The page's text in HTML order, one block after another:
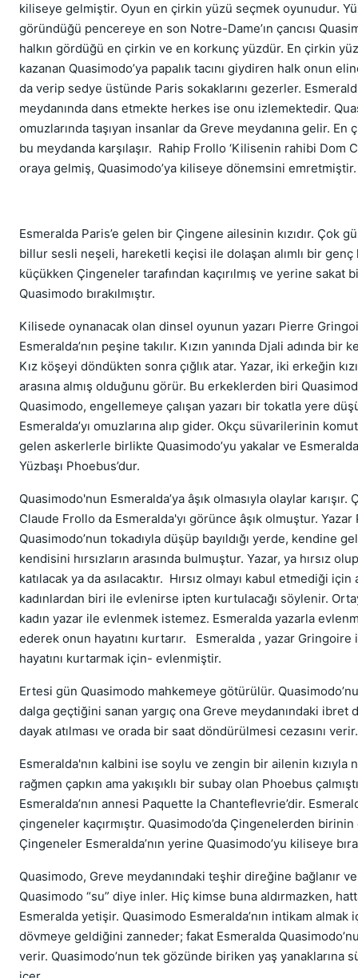
kiliseye gelmiştir. Oyun en çirkin yüzü seçmek oyunudur.
göründüğü pencereye en son Notre-Dame’ın çancısı
halkın gördüğü en çirkin ve en korkunç yüzdür. En çirkin yüz
kazanan Quasimodo’ya papalık tacını giydiren halk onun
da verip sedye üstünde Paris sokaklarını gezerler.
meydanında dans etmekte herkes ise onu izlemektedir.
omuzlarında taşıyan insanlar da Greve meydanına gelir. En
bu meydanda karşılaşır. Rahip Frollo ‘Kilisenin rahibi Dom
oraya gelmiş, Quasimodo’ya kiliseye dönemsini
Esmeralda Paris’e gelen bir Çingene ailesinin kızıdır. Çok
billur sesli neşeli, hareketli keçisi ile dolaşan alımlı bir genç
küçükken Çingeneler tarafından kaçırılmış ve yerine sakat
Quasimodo bırakılmıştır.
Kilisede oynanacak olan dinsel oyunun yazarı Pierre
Esmeralda’nın peşine takılır. Kızın yanında Djali adında bir
Kız köşeyi döndükten sonra çığlık atar. Yazar, iki erkeğin
arasına almış olduğunu görür. Bu erkeklerden biri
Quasimodo, engellemeye çalışan yazarı bir tokatla yere
Esmeralda’yı omuzlarına alıp gider. Okçu süvarilerinin
gelen askerlerle birlikte Quasimodo’yu yakalar ve
Yüzbaşı Phoebus’dur.
Quasimodo'nun Esmeralda’ya âşık olmasıyla olaylar karışır.
Claude Frollo da Esmeralda'yı görünce âşık olmuştur.
Quasimodo’nun tokadıyla düşüp bayıldığı yerde, kendine
kendisini hırsızların arasında bulmuştur. Yazar, ya hırsız
katılacak ya da asılacaktır. Hırsız olmayı kabul etmediği için
kadınlardan biri ile evlenirse ipten kurtulacağı söylenir.
kadın yazar ile evlenmek istemez. Esmeralda yazarla
ederek onun hayatını kurtarır. Esmeralda , yazar Gringoire
hayatını kurtarmak için- evlenmiştir.
Ertesi gün Quasimodo mahkemeye götürülür.
dalga geçtiğini sanan yargıç ona Greve meydanındaki ibret
dayak atılması ve orada bir saat döndürülmesi cezasını verir.
Esmeralda'nın kalbini ise soylu ve zengin bir ailenin kızıyla
rağmen çapkın ama yakışıklı bir subay olan Phoebus
Esmeralda’nın annesi Paquette la Chanteflevrie’dir.
çingeneler kaçırmıştır. Quasimodo’da Çingenelerden
Çingeneler Esmeralda’nın yerine Quasimodo’yu kiliseye
Quasimodo, Greve meydanındaki teşhir direğine bağlanır ve
Quasimodo “su” diye inler. Hiç kimse buna aldırmazken,
Esmeralda yetişir. Quasimodo Esmeralda’nın intikam almak
dövmeye geldiğini zanneder; fakat Esmeralda
verir. Quasimodo’nun tek gözünde biriken yaş yanaklarına